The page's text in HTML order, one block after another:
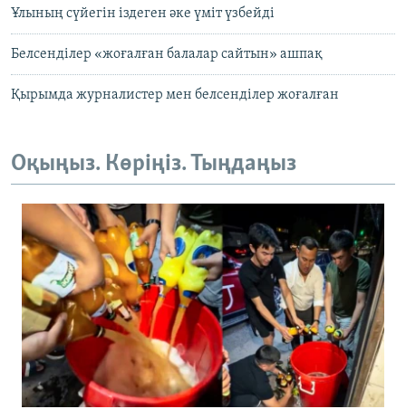
Ұлының сүйегін іздеген әке үміт үзбейді
Белсенділер «жоғалған балалар сайтын» ашпақ
Қырымда журналистер мен белсенділер жоғалған
Оқыңыз. Көріңіз. Тыңдаңыз